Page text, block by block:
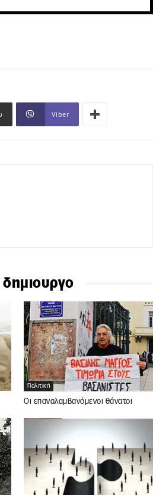
Viber
δημιουργο
Πολιτική
Οι επαναλαμβανόμενοι θάνατοι